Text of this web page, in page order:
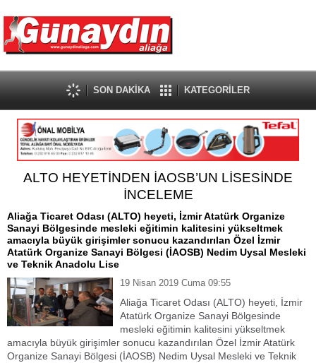
SON DAKİKA KATEGORİLER
ALTO HEYETİNDEN İAOSB’UN LİSESİNDE
İNCELEME
Aliağa Ticaret Odası (ALTO) heyeti, İzmir Atatürk Organize
Sanayi Bölgesinde mesleki eğitimin kalitesini yükseltmek
amacıyla büyük girişimler sonucu kazandırılan Özel İzmir
Atatürk Organize Sanayi Bölgesi (İAOSB) Nedim Uysal Mesleki
ve Teknik Anadolu Lise
19 Nisan 2019 Cuma 09:55
Aliağa Ticaret Odası (ALTO) heyeti, İzmir
Atatürk Organize Sanayi Bölgesinde
mesleki eğitimin kalitesini yükseltmek
amacıyla büyük girişimler sonucu kazandırılan Özel İzmir Atatürk
Organize Sanayi Bölgesi (İAOSB) Nedim Uysal Mesleki ve Teknik